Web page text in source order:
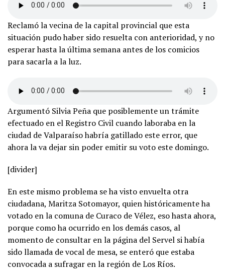
Reclamó la vecina de la capital provincial que esta
situación pudo haber sido resuelta con anterioridad, y no
esperar hasta la última semana antes de los comicios
para sacarla a la luz.
Argumentó Silvia Peña que posiblemente un trámite
efectuado en el Registro Civil cuando laboraba en la
ciudad de Valparaíso habría gatillado este error, que
ahora la va dejar sin poder emitir su voto este domingo.
[divider]
En este mismo problema se ha visto envuelta otra
ciudadana, Maritza Sotomayor, quien históricamente ha
votado en la comuna de Curaco de Vélez, eso hasta ahora,
porque como ha ocurrido en los demás casos, al
momento de consultar en la página del Servel si había
sido llamada de vocal de mesa, se enteró que estaba
convocada a sufragar en la región de Los Ríos.